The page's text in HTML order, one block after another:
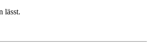
lässt.